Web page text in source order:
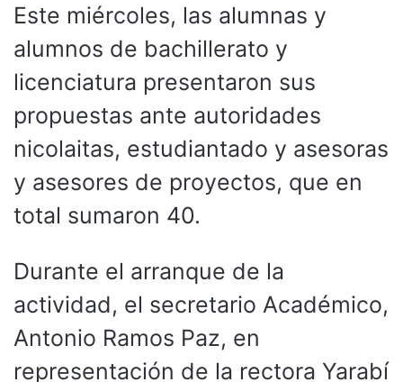
Este miércoles, las alumnas y
alumnos de bachillerato y
licenciatura presentaron sus
propuestas ante autoridades
nicolaitas, estudiantado y asesoras
y asesores de proyectos, que en
total sumaron 40.
Durante el arranque de la
actividad, el secretario Académico,
Antonio Ramos Paz, en
representación de la rectora Yarabí